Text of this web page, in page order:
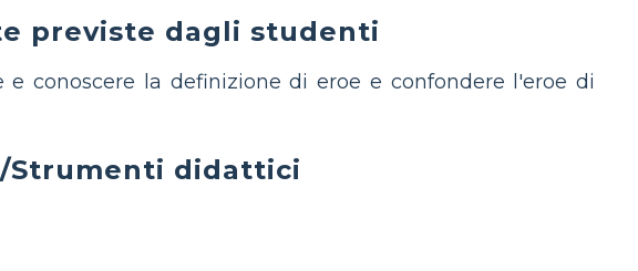
previste dagli studenti
conoscere la definizione di eroe e confondere l'eroe di
Strumenti didattici